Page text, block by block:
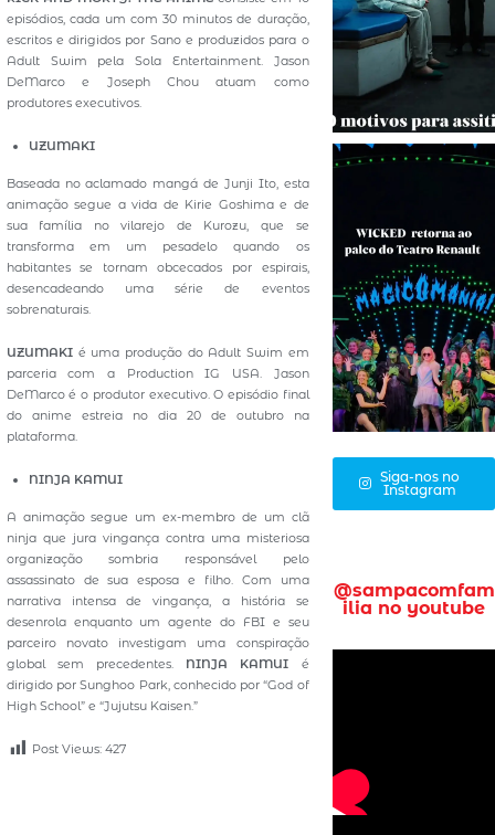
episódios, cada um com 30 minutos de duração,
escritos e dirigidos por Sano e produzidos para o
Adult Swim pela Sola Entertainment. Jason
DeMarco e Joseph Chou atuam como
produtores executivos.
UZUMAKI
Baseada no aclamado mangá de Junji Ito, esta
animação segue a vida de Kirie Goshima e de
sua família no vilarejo de Kurozu, que se
transforma em um pesadelo quando os
habitantes se tornam obcecados por espirais,
desencadeando uma série de eventos
sobrenaturais.
UZUMAKI é uma produção do Adult Swim em
parceria com a Production IG USA. Jason
DeMarco é o produtor executivo. O episódio final
do anime estreia no dia 20 de outubro na
plataforma.
NINJA KAMUI
A animação segue um ex-membro de um clã
ninja que jura vingança contra uma misteriosa
organização sombria responsável pelo
assassinato de sua esposa e filho. Com uma
narrativa intensa de vingança, a história se
desenrola enquanto um agente do FBI e seu
parceiro novato investigam uma conspiração
global sem precedentes. NINJA KAMUI é
dirigido por Sunghoo Park, conhecido por “God of
High School” e “Jujutsu Kaisen.”
Post Views: 427
Siga-nos no
Instagram
@sampacomfam
ilia no youtube